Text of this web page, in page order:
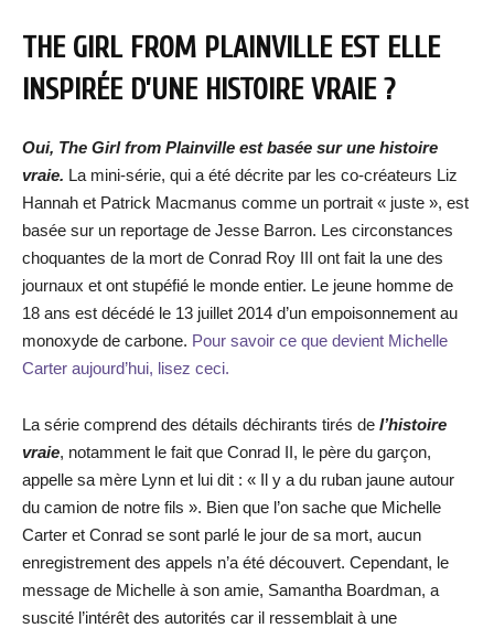
THE GIRL FROM PLAINVILLE EST ELLE
INSPIRÉE D’UNE HISTOIRE VRAIE ?
Oui, The Girl from Plainville est basée sur une histoire
vraie. La mini-série, qui a été décrite par les co-créateurs Liz
Hannah et Patrick Macmanus comme un portrait « juste », est
basée sur un reportage de Jesse Barron. Les circonstances
choquantes de la mort de Conrad Roy III ont fait la une des
journaux et ont stupéfié le monde entier. Le jeune homme de
18 ans est décédé le 13 juillet 2014 d’un empoisonnement au
monoxyde de carbone. Pour savoir ce que devient Michelle
Carter aujourd’hui, lisez ceci.
La série comprend des détails déchirants tirés de l’histoire
vraie, notamment le fait que Conrad II, le père du garçon,
appelle sa mère Lynn et lui dit : « Il y a du ruban jaune autour
du camion de notre fils ». Bien que l’on sache que Michelle
Carter et Conrad se sont parlé le jour de sa mort, aucun
enregistrement des appels n’a été découvert. Cependant, le
message de Michelle à son amie, Samantha Boardman, a
suscité l’intérêt des autorités car il ressemblait à une